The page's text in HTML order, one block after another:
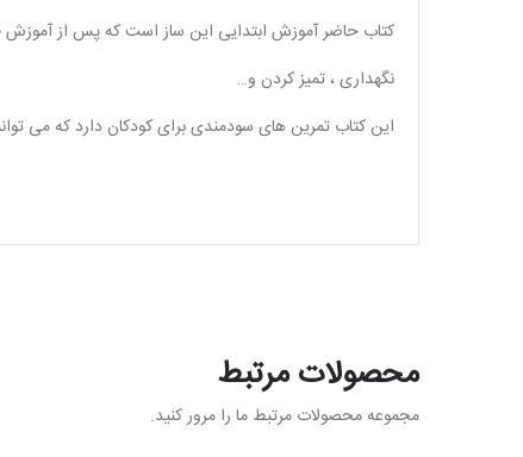
کتاب حاضر آموزش ابتدایی این ساز است که پس از آموزش
نگهداری ، تمیز کردن و…
این کتاب تمرین های سودمندی برای کودکان دارد که می
محصولات مرتبط
مجموعه محصولات مرتبط ما را مرور کنید.